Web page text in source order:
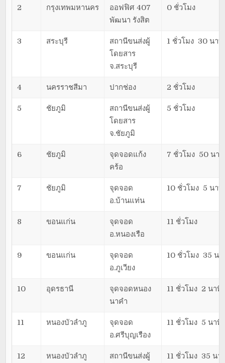
2 กรุงเทพมหานคร
ออฟฟิศ 407
พัฒนา รังสิต
0 ชั่วโมง
3 สระบุรี
สถานีขนส่งผู้
โดยสาร
จ.สระบุรี
1 ชั่วโมง 30 นาที
4 นครราชสีมา ปากช่อง 2 ชั่วโมง
5 ชัยภูมิ
สถานีขนส่งผู้
โดยสาร
จ.ชัยภูมิ
5 ชั่วโมง
6 ชัยภูมิ
จุดจอดแก้ง
คร้อ
7 ชั่วโมง 50 นาที
7 ชัยภูมิ
จุดจอด
อ.บ้านแท่น
10 ชั่วโมง 5 นาที
8 ขอนแก่น
จุดจอด
อ.หนองเรือ
11 ชั่วโมง
9 ขอนแก่น
จุดจอด
อ.ภูเวียง
10 ชั่วโมง 35 น
10 อุดรธานี
จุดจอดหนอง
นาคำ
11 ชั่วโมง 2 นาที
11 หนองบัวลำภู
จุดจอด
อ.ศรีบุญเรือง
11 ชั่วโมง 5 นาที
12 หนองบัวลำภู
สถานีขนส่งผู้
11 ชั่วโมง 35 นา